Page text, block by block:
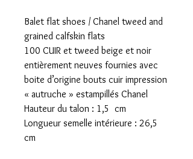
Balet flat shoes / Chanel tweed and
grained calfskin flats
100 CUIR et tweed beige et noir
entièrement neuves fournies avec
boite d’origine bouts cuir impression
« autruche » estampillés Chanel
Hauteur du talon : 1,5 cm
Longueur semelle intérieure : 26,5
cm